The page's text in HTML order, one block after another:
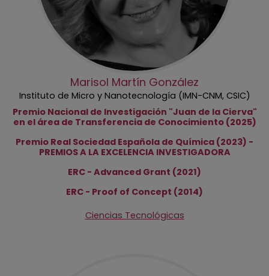
Marisol Martín González
Instituto de Micro y Nanotecnología (IMN-CNM, CSIC)
Premio Nacional de Investigación "Juan de la Cierva"
en el área de Transferencia de Conocimiento (2025)
Premio Real Sociedad Española de Química (2023) -
PREMIOS A LA EXCELENCIA INVESTIGADORA
ERC - Advanced Grant (2021)
ERC - Proof of Concept (2014)
Ciencias Tecnológicas